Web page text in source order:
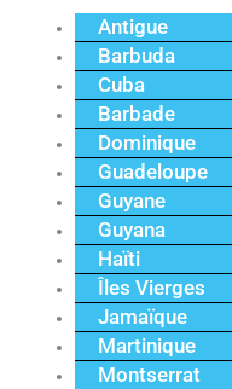
Antigue
Barbuda
Cuba
Barbade
Dominique
Guadeloupe
Guyane
Guyana
Haïti
Îles Vierges
Jamaïque
Martinique
Montserrat